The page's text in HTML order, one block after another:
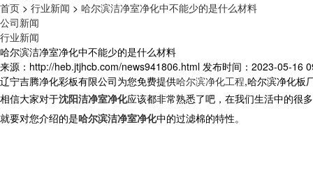
首页 > 行业新闻 > 哈尔滨洁净室净化中不能少的是什么材料
公司新闻
行业新闻
哈尔滨洁净室净化中不能少的是什么材料
来源：http://heb.jtjhcb.com/news941806.html 发布时间：2023-05-16
辽宁吉腾净化彩板有限公司为您免费提供哈尔滨净化工程,哈尔滨净化板
相信大家对于沈阳洁净室净化应该都非常熟悉了吧，在我们生活中的很
就要对您介绍的是哈尔滨洁净室净化中的过滤棉的特性。